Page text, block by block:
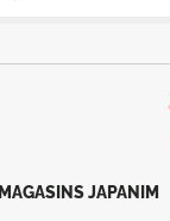
MAGASINS JAPANIM